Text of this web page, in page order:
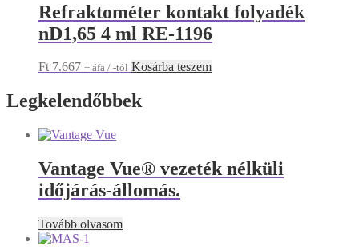
Refraktométer kontakt folyadék
nD1,65 4 ml RE-1196
Ft7.667 + áfa / -tól Kosárba teszem
Legkelendőbbek
Vantage Vue® vezeték nélküli
időjárás-állomás.
Tovább olvasom